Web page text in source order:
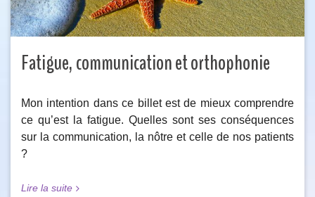
Fatigue, communication et orthophonie
Mon intention dans ce billet est de mieux comprendre
ce qu’est la fatigue. Quelles sont ses conséquences
sur la communication, la nôtre et celle de nos patients
?
Lire la suite